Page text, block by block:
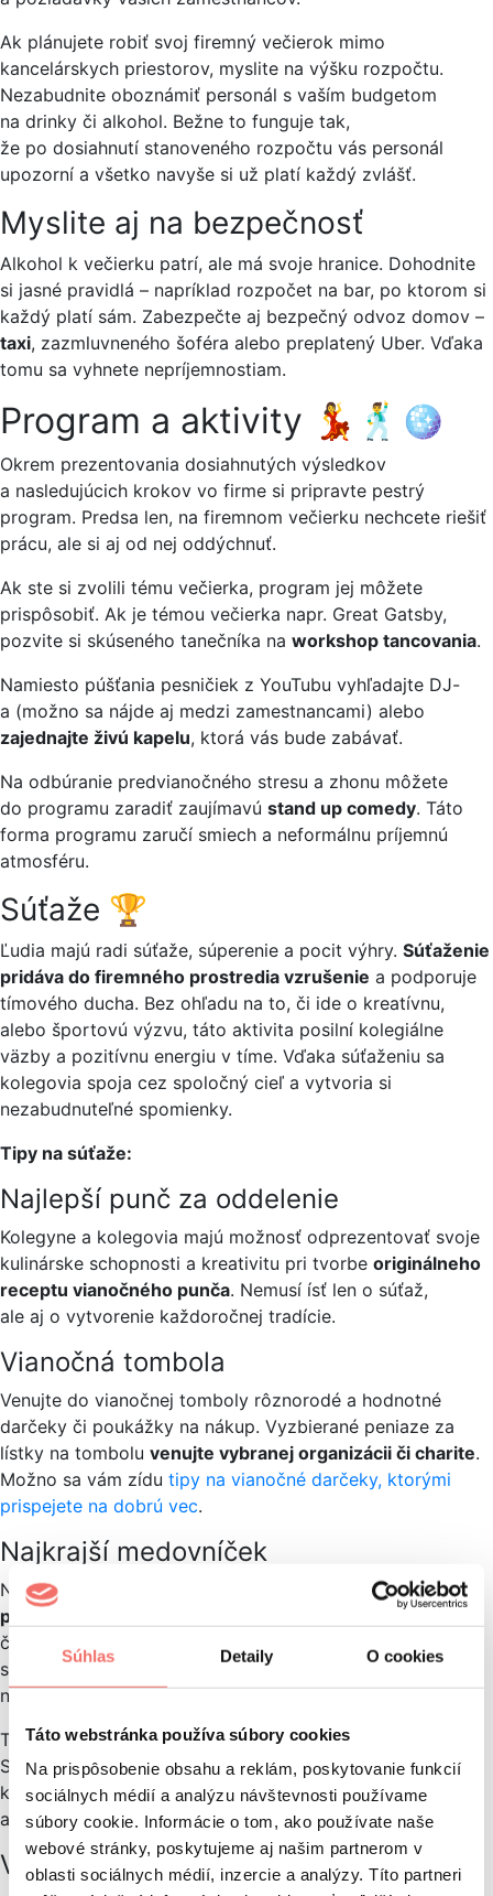
Súhlas Detaily O cookies
Táto webstránka používa súbory cookies
Na prispôsobenie obsahu a reklám, poskytovanie funkcií
sociálnych médií a analýzu návštevnosti používame
súbory cookie. Informácie o tom, ako používate naše
webové stránky, poskytujeme aj našim partnerom v
oblasti sociálnych médií, inzercie a analýzy. Títo partneri
Ak plánujete robiť svoj firemný večierok mimo
kancelárskych priestorov, myslite na výšku rozpočtu.
Nezabudnite oboznámiť personál s vaším budgetom
na drinky či alkohol. Bežne to funguje tak,
že po dosiahnutí stanoveného rozpočtu vás personál
upozorní a všetko navyše si už platí každý zvlášť.
Myslite aj na bezpečnosť
Alkohol k večierku patrí, ale má svoje hranice. Dohodnite
si jasné pravidlá – napríklad rozpočet na bar, po ktorom si
každý platí sám. Zabezpečte aj bezpečný odvoz domov –
taxi, zazmluvneného šoféra alebo preplatený Uber. Vďaka
tomu sa vyhnete nepríjemnostiam.
Program a aktivity 💃🕺🪩
Okrem prezentovania dosiahnutých výsledkov
a nasledujúcich krokov vo firme si pripravte pestrý
program. Predsa len, na firemnom večierku nechcete riešiť
prácu, ale si aj od nej oddýchnuť.
Ak ste si zvolili tému večierka, program jej môžete
prispôsobiť. Ak je témou večierka napr. Great Gatsby,
pozvite si skúseného tanečníka na workshop tancovania.
Namiesto púšťania pesničiek z YouTubu vyhľadajte DJ-
a (možno sa nájde aj medzi zamestnancami) alebo
zajednajte živú kapelu, ktorá vás bude zabávať.
Na odbúranie predvianočného stresu a zhonu môžete
do programu zaradiť zaujímavú stand up comedy. Táto
forma programu zaručí smiech a neformálnu príjemnú
atmosféru.
Súťaže 🏆
Ľudia majú radi súťaže, súperenie a pocit výhry. Súťaženie
pridáva do firemného prostredia vzrušenie a podporuje
tímového ducha. Bez ohľadu na to, či ide o kreatívnu,
alebo športovú výzvu, táto aktivita posilní kolegiálne
väzby a pozitívnu energiu v tíme. Vďaka súťaženiu sa
kolegovia spoja cez spoločný cieľ a vytvoria si
nezabudnuteľné spomienky.
Tipy na súťaže:
Najlepší punč za oddelenie
Kolegyne a kolegovia majú možnosť odprezentovať svoje
kulinárske schopnosti a kreativitu pri tvorbe originálneho
receptu vianočného punča. Nemusí ísť len o súťaž,
ale aj o vytvorenie každoročnej tradície.
Vianočná tombola
Venujte do vianočnej tomboly rôznorodé a hodnotné
darčeky či poukážky na nákup. Vyzbierané peniaze za
lístky na tombolu venujte vybranej organizácii či charite.
Možno sa vám zídu tipy na vianočné darčeky, ktorými
prispejete na dobrú vec.
Najkrajší medovníček
Na súťaž postačia čisté medovníčky a
farebné
potravinové tuby na zdobenie
. Určite porotu, stanovte
čas, prichystajte stopky a súťaž môže začať. Ak chcete
súťaž spraviť zaujímavejšou či ťažšou, vyberte tému,
na ktorú budú musieť súťažiaci medovníček vyzdobiť.
Témou zdobenia môžu byť ajrozprávky, ako je napríklad
Shrek alebo Ľadové kráľovstvo. V dnešnej dobe sa dajú
kúpiť aj celé sady v podobe medovníkového domčeka
a zdobenia, ktoré potrápia nejeden súťažný tím.
Vianočný kvíz